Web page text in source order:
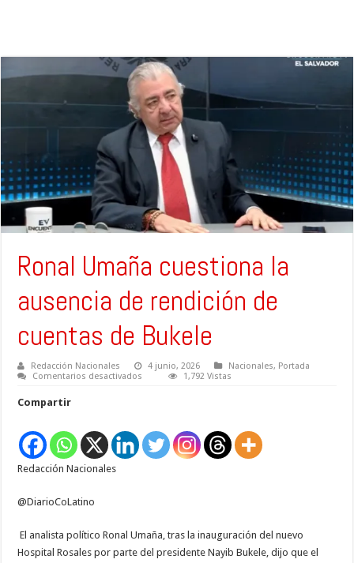
Ronal Umaña cuestiona la
ausencia de rendición de
cuentas de Bukele
Redacción Nacionales 4 junio, 2026 Nacionales, Portada
Comentarios desactivados
de
rendición
de
1,792 Vistas
Compartir
Redacción Nacionales
@DiarioCoLatino
El analista político Ronal Umaña, tras la inauguración del nuevo
Hospital Rosales por parte del presidente Nayib Bukele, dijo que el